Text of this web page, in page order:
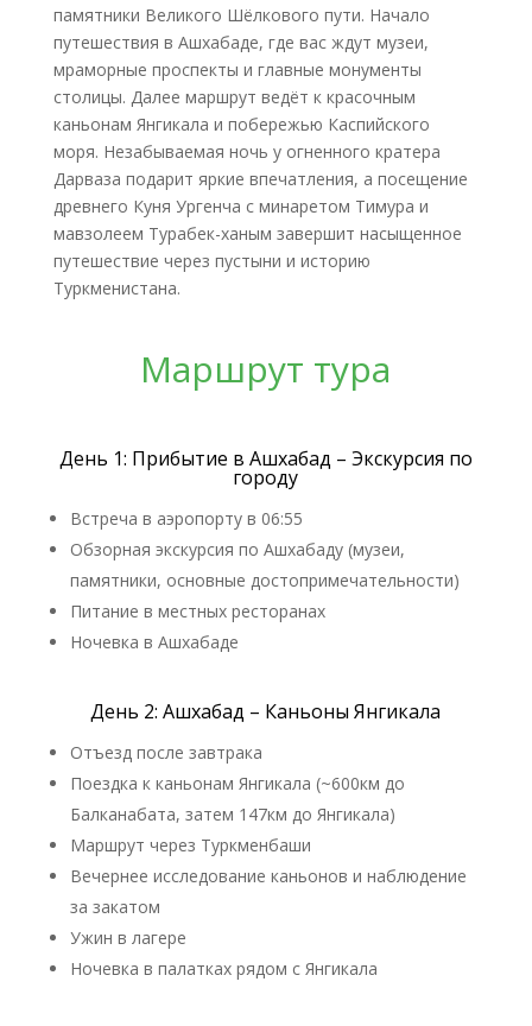
памятники Великого Шёлкового пути. Начало
путешествия в Ашхабаде, где вас ждут музеи,
мраморные проспекты и главные монументы
столицы. Далее маршрут ведёт к красочным
каньонам Янгикала и побережью Каспийского
моря. Незабываемая ночь у огненного кратера
Дарваза подарит яркие впечатления, а посещение
древнего Куня Ургенча с минаретом Тимура и
мавзолеем Турабек-ханым завершит насыщенное
путешествие через пустыни и историю
Туркменистана.
Маршрут тура
День 1: Прибытие в Ашхабад – Экскурсия по
городу
Встреча в аэропорту в 06:55
Обзорная экскурсия по Ашхабаду (музеи,
памятники, основные достопримечательности)
Питание в местных ресторанах
Ночевка в Ашхабаде
День 2: Ашхабад – Каньоны Янгикала
Отъезд после завтрака
Поездка к каньонам Янгикала (~600км до
Балканабата, затем 147км до Янгикала)
Маршрут через Туркменбаши
Вечернее исследование каньонов и наблюдение
за закатом
Ужин в лагере
Ночевка в палатках рядом с Янгикала